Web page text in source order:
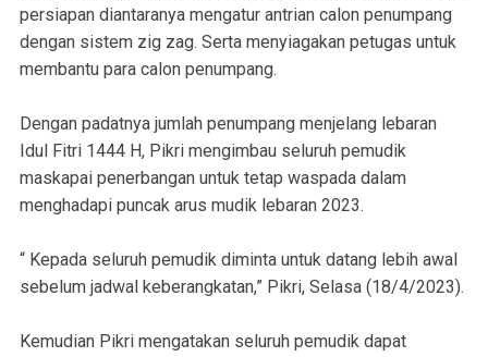
persiapan diantaranya mengatur antrian calon penumpang
dengan sistem zig zag. Serta menyiagakan petugas untuk
membantu para calon penumpang.
Dengan padatnya jumlah penumpang menjelang lebaran
Idul Fitri 1444 H, Pikri mengimbau seluruh pemudik
maskapai penerbangan untuk tetap waspada dalam
menghadapi puncak arus mudik lebaran 2023.
“ Kepada seluruh pemudik diminta untuk datang lebih awal
sebelum jadwal keberangkatan,” Pikri, Selasa (18/4/2023).
Kemudian Pikri mengatakan seluruh pemudik dapat